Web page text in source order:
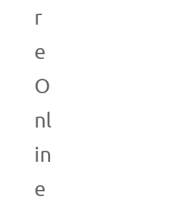
r
e
O
nl
in
e